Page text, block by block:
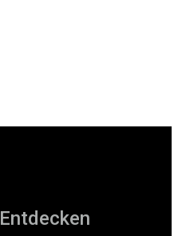
Entdecken